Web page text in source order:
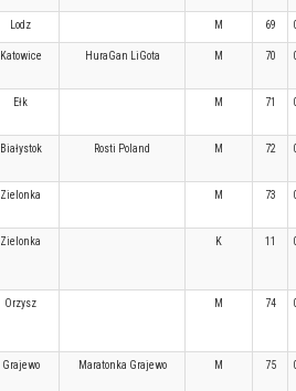
Lodz M 69
Katowice HuraGan LiGota M 70
Ełk M 71
Białystok Rosti Poland M 72
Zielonka M 73
Zielonka K 11
Orzysz M 74
Grajewo Maratonka Grajewo M 75